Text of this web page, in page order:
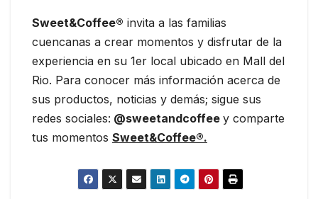
Sweet&Coffee® invita a las familias
cuencanas a crear momentos y disfrutar de la
experiencia en su 1er local ubicado en Mall del
Rio. Para conocer más información acerca de
sus productos, noticias y demás; sigue sus
redes sociales: @sweetandcoffee y comparte
tus momentos Sweet&Coffee®.